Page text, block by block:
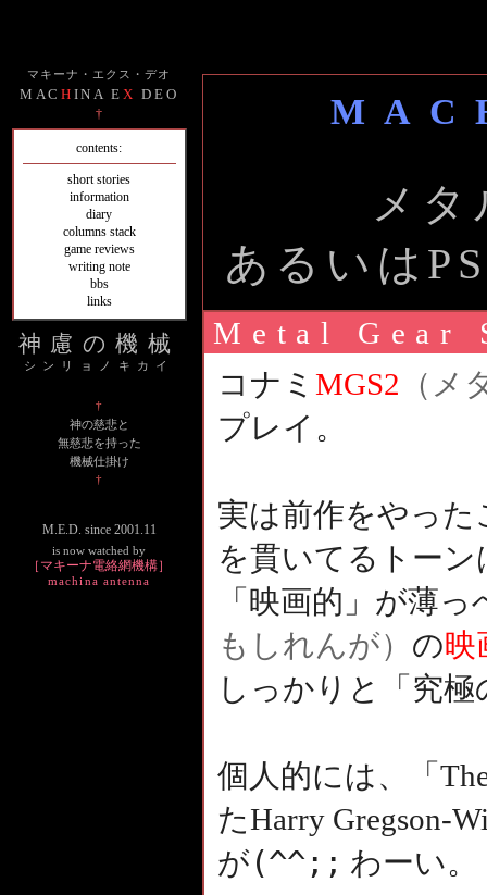
マキーナ・エクス・デオ
MAC H INA EX DEO
†
contents:
short stories
information
diary
columns stack
game reviews
writing note
bbs
links
神慮の機械
シンリョノキカイ
†
神の慈悲と
無慈悲を持った
機械仕掛け
†
M.E.D. since 2001.11
is now watched by
［マキーナ電絡網機構］
machina antenna
メ
あるいは
Metal Gear
コナミ MGS2 （メ
プレイ。
実は前作をやっ
を貫いてるトー
「映画的」が薄
もしれんが） の映
しっかりと「究
個人的には、「
たHarry Gregson-
が(^^;; わーい。